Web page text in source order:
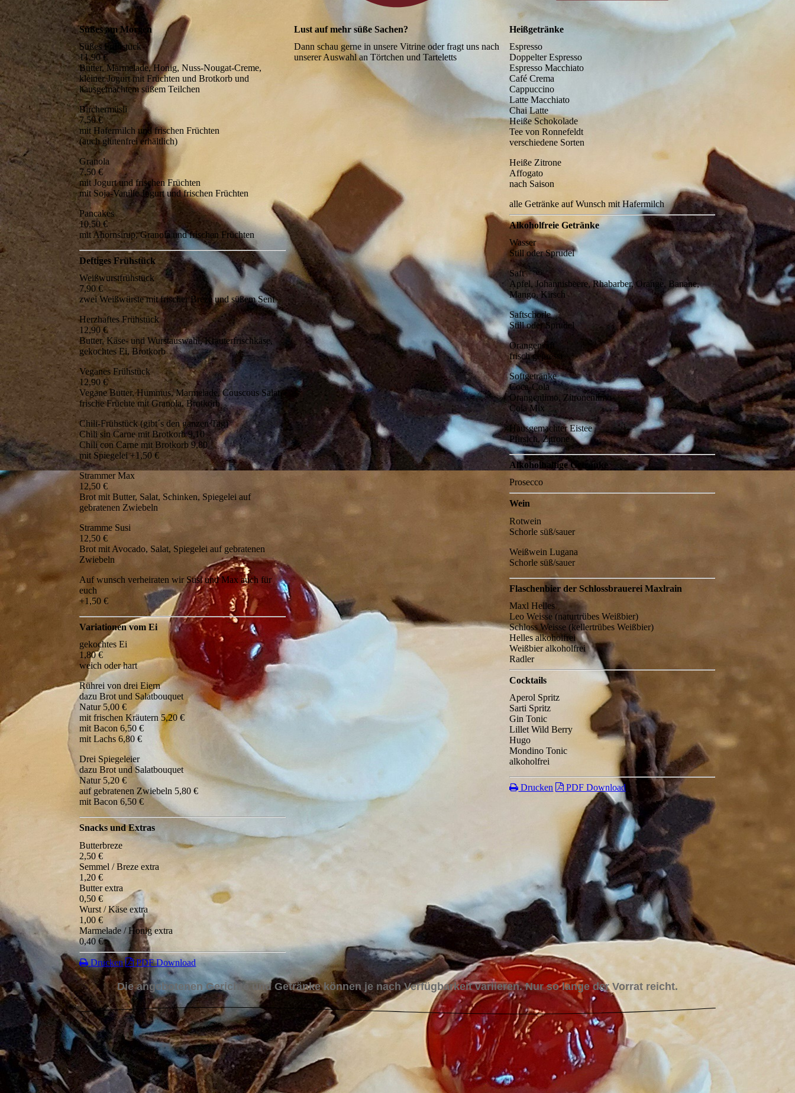
Süßes am Morgen
Süßes Frühstück
11,90 €
Butter, Marmelade, Honig, Nuss-Nougat-Creme,
kleiner Jogurt mit Früchten und Brotkorb und
hausgemachtem süßem Teilchen
Birchermüsli
7,50 €
mit Hafermilch und frischen Früchten
(auch glutenfrei erhältlich)
Granola
7,50 €
mit Jogurt und frischen Früchten
mit Soja-Vanille Jogurt und frischen Früchten
Pancakes
10,50 €
mit Ahornsirup, Granola und frischen Früchten
Deftiges Frühstück
Weißwurstfrühstück
7,90 €
zwei Weißwürste mit frischer Breze und süßem Senf
Herzhaftes Frühstück
12,90 €
Butter, Käse- und Wurstauswahl, Kräuterfrischkäse,
gekochtes Ei, Brotkorb
Veganes Frühstück
12,90 €
Vegane Butter, Hummus, Marmelade, Couscous Salat,
frische Früchte mit Granola, Brotkorb
Chili-Frühstück (gibt´s den ganzen Tag)
Chili sin Carne mit Brotkorb 9,10
Chili con Carne mit Brotkorb 9,80
mit Spiegelei +1,50 €
Strammer Max
12,50 €
Brot mit Butter, Salat, Schinken, Spiegelei auf
gebratenen Zwiebeln
Stramme Susi
12,50 €
Brot mit Avocado, Salat, Spiegelei auf gebratenen
Zwiebeln
Auf wunsch verheiraten wir Susi und Max auch für
euch
+1,50 €
Variationen vom Ei
gekochtes Ei
1,80 €
weich oder hart
Rührei von drei Eiern
dazu Brot und Salatbouquet
Natur 5,00 €
mit frischen Kräutern 5,20 €
mit Bacon 6,50 €
mit Lachs 6,80 €
Drei Spiegeleier
dazu Brot und Salatbouquet
Natur 5,20 €
auf gebratenen Zwiebeln 5,80 €
mit Bacon 6,50 €
Snacks und Extras
Butterbreze
2,50 €
Semmel / Breze extra
1,20 €
Butter extra
0,50 €
Wurst / Käse extra
1,00 €
Marmelade / Honig extra
0,40 €
Drucken PDF Download
Lust auf mehr süße Sachen?
Dann schau gerne in unsere Vitrine oder fragt uns nach
unserer Auswahl an Törtchen und Tarteletts
Heißgetränke
Espresso
Doppelter Espresso
Espresso Macchiato
Café Crema
Cappuccino
Latte Macchiato
Chai Latte
Heiße Schokolade
Tee von Ronnefeldt
verschiedene Sorten
Heiße Zitrone
Affogato
nach Saison
alle Getränke auf Wunsch mit Hafermilch
Alkoholfreie Getränke
Wasser
Still oder Sprudel
Saft
Apfel, Johannisbeere, Rhabarber, Orange, Banane,
Mango, Kirsch
Saftschorle
Still oder Sprudel
Orangensaft
frisch gepresst
Softgetränke
Coca-Cola
Orangenlimo, Zitronenlimo
Cola Mix
Hausgemachter Eistee
Pfirsich, Zitrone
Alkoholhaltige Getränke
Prosecco
Wein
Rotwein
Schorle süß/sauer
Weißwein Lugana
Schorle süß/sauer
Flaschenbier der Schlossbrauerei Maxlrain
Maxl Helles
Leo Weisse (naturtrübes Weißbier)
Schloss Weisse (kellertrübes Weißbier)
Helles alkoholfrei
Weißbier alkoholfrei
Radler
Cocktails
Aperol Spritz
Sarti Spritz
Gin Tonic
Lillet Wild Berry
Hugo
Mondino Tonic
alkoholfrei
Drucken PDF Download
Die angebotenen Gerichte und Getränke können je nach Verfügbarkeit variieren. Nur so lange der Vorrat reicht.